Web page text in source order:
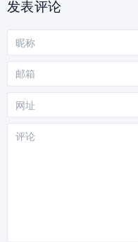
发表评论
评
昵
称
邮
箱
网
站